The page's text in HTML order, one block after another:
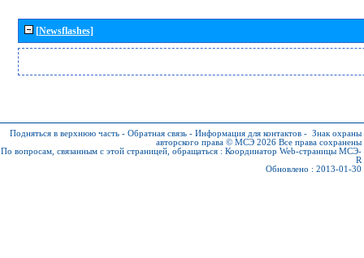
[Newsflashes]
Подняться в верхнюю часть - Обратная связь - Информация для контактов - Знак охраны
авторского права © МСЭ 2026 Все права сохранены
По вопросам, связанным с этой страницей, обращаться : Координатор Web-страницы МСЭ-
R
Обновлено : 2013-01-30